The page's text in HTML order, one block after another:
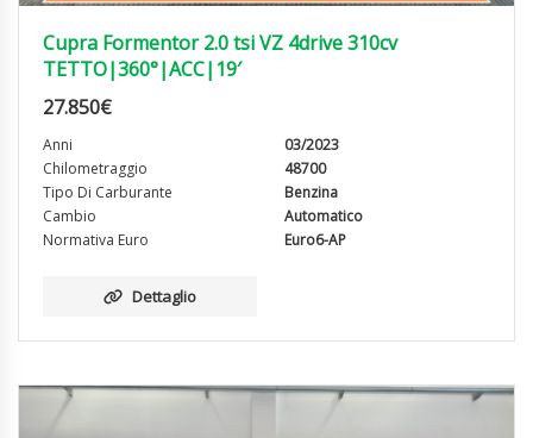
Cupra Formentor 2.0 tsi VZ 4drive 310cv
TETTO|360°|ACC|19′
27.850€
Anni
03/2023
Chilometraggio
48700
Tipo Di Carburante
Benzina
Cambio
Automatico
Normativa Euro
Euro6-AP
Dettaglio